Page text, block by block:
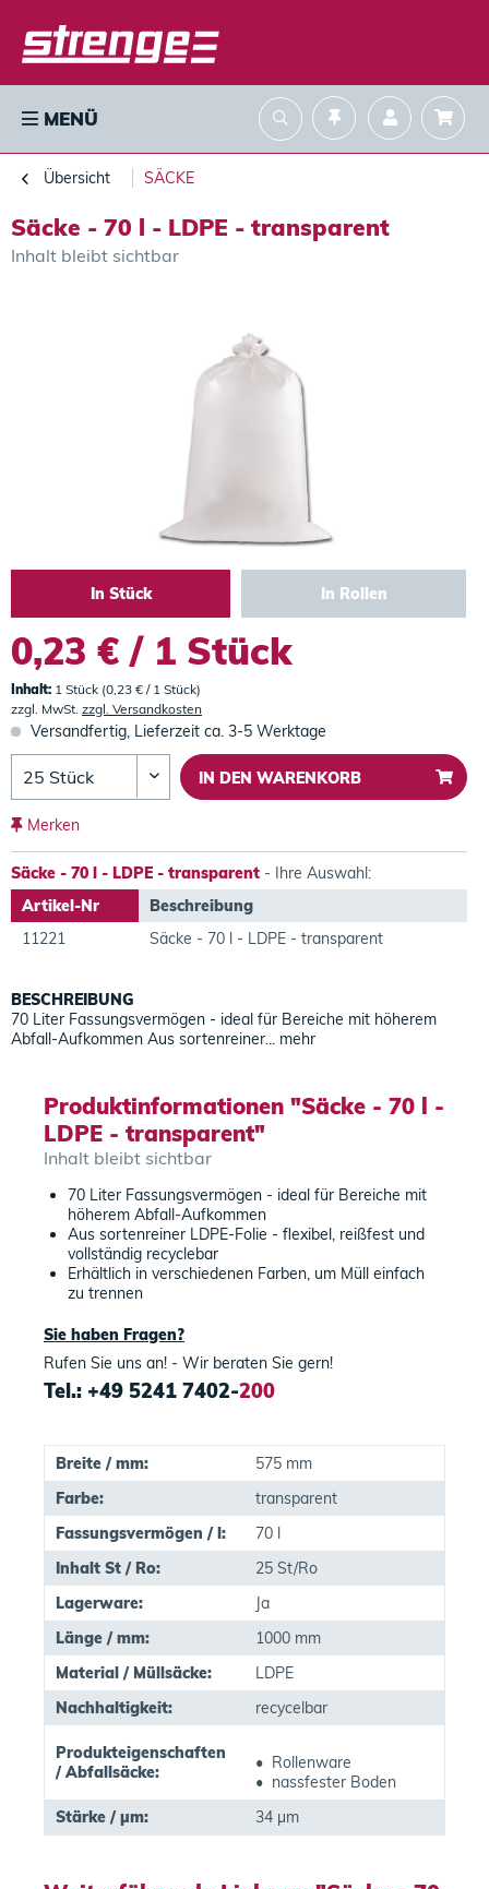
MENÜ
Übersicht SÄCKE
Säcke - 70 l - LDPE - transparent
Inhalt bleibt sichtbar
In Stück In Rollen
0,23 € / 1 Stück
Inhalt: 1 Stück (0,23 € / 1 Stück)
zzgl. MwSt. zzgl. Versandkosten
Versandfertig, Lieferzeit ca. 3-5 Werktage
IN DEN WARENKORB
Merken
Säcke - 70 l - LDPE - transparent - Ihre Auswahl:
Artikel-Nr
Beschreibung
11221
Säcke - 70 l - LDPE - transparent
BESCHREIBUNG
70 Liter Fassungsvermögen - ideal für Bereiche mit höherem
Abfall-Aufkommen Aus sortenreiner... mehr
Produktinformationen "Säcke - 70 l -
LDPE - transparent"
Inhalt bleibt sichtbar
70 Liter Fassungsvermögen - ideal für Bereiche mit
höherem Abfall-Aufkommen
Aus sortenreiner LDPE-Folie - flexibel, reißfest und
vollständig recyclebar
Erhältlich in verschiedenen Farben, um Müll einfach
zu trennen
Sie haben Fragen?
Rufen Sie uns an! - Wir beraten Sie gern!
Tel.: +49 5241 7402-200
Breite / mm:
575 mm
Farbe:
transparent
Fassungsvermögen / l:
70 l
Inhalt St / Ro:
25 St/Ro
Lagerware:
Ja
Länge / mm:
1000 mm
Material / Müllsäcke:
LDPE
Nachhaltigkeit:
recycelbar
Produkteigenschaften
/ Abfallsäcke:
• Rollenware
• nassfester Boden
Stärke / µm:
34 µm